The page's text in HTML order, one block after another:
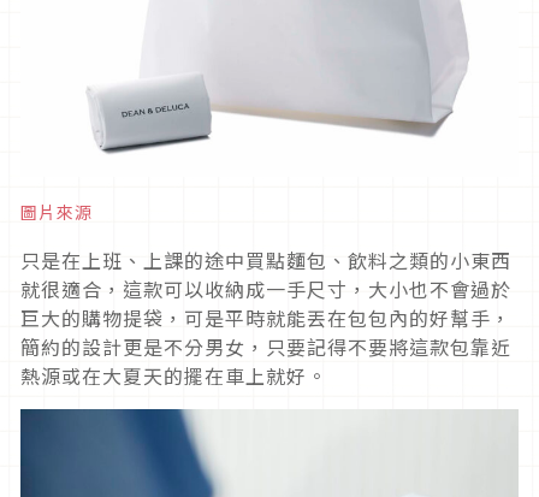
圖片來源
只是在上班、上課的途中買點麵包、飲料之類的小東西
就很適合，這款可以收納成一手尺寸，大小也不會過於
巨大的購物提袋，可是平時就能丟在包包內的好幫手，
簡約的設計更是不分男女，只要記得不要將這款包靠近
熱源或在大夏天的擺在車上就好。